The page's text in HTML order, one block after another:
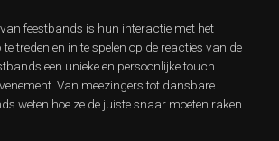
feestbands is hun interactie met het
te treden en in te spelen op de reacties van de
een unieke en persoonlijke touch
Van meezingers tot dansbare
weten hoe ze de juiste snaar moeten raken.